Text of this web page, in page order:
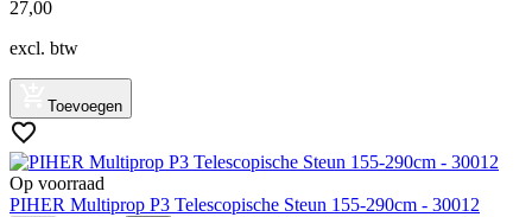
27,00
excl. btw
Toevoegen
Op voorraad
PIHER Multiprop P3 Telescopische Steun 155-290cm - 30012